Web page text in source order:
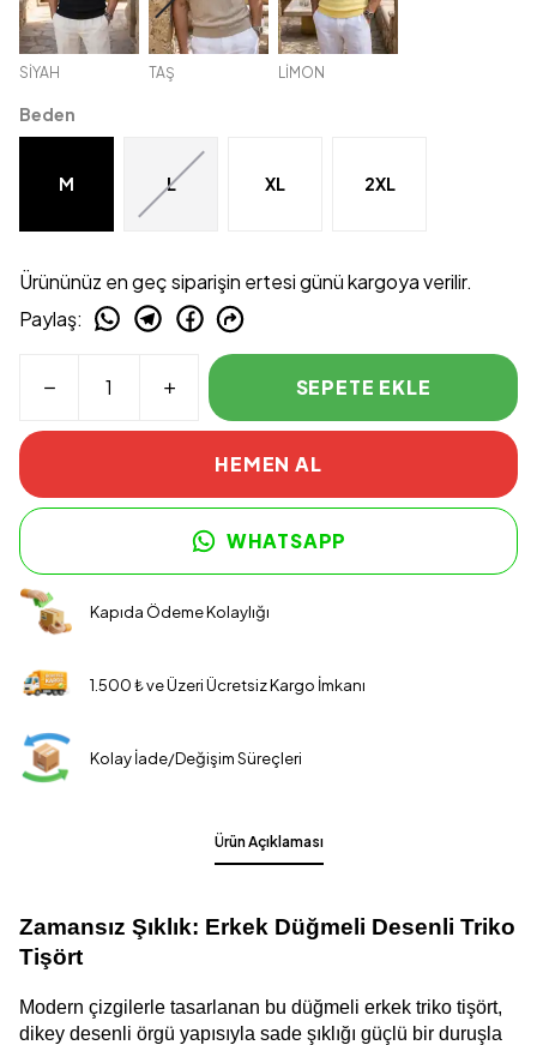
SİYAH TAŞ LİMON
Beden
M L XL 2XL
Ürününüz en geç siparişin ertesi günü kargoya verilir.
Paylaş:
SEPETE EKLE
HEMEN AL
WHATSAPP
Kapıda Ödeme Kolaylığı
1.500 ₺ ve Üzeri Ücretsiz Kargo İmkanı
Kolay İade/Değişim Süreçleri
Ürün Açıklaması
Zamansız Şıklık: Erkek Düğmeli Desenli Triko
Tişört
Modern çizgilerle tasarlanan bu düğmeli erkek triko tişört,
dikey desenli örgü yapısıyla sade şıklığı güçlü bir duruşla